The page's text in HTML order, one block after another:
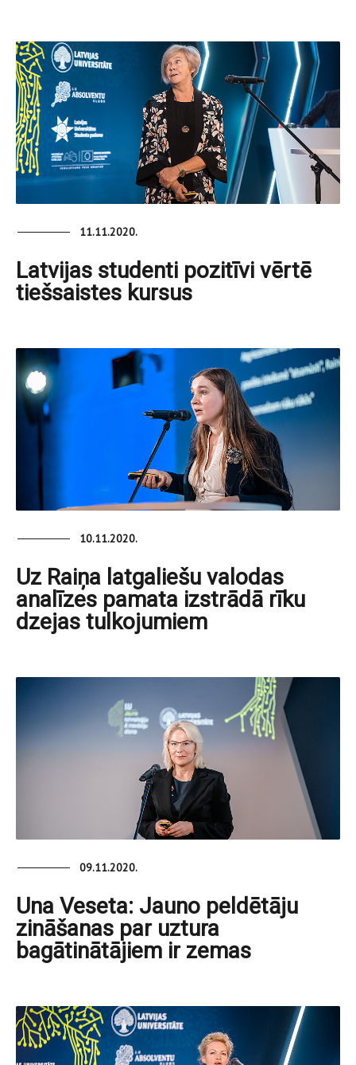
11.11.2020.
Latvijas studenti pozitīvi vērtē
tiešsaistes kursus
10.11.2020.
Uz Raiņa latgaliešu valodas
analīzes pamata izstrādā rīku
dzejas tulkojumiem
09.11.2020.
Una Veseta: Jauno peldētāju
zināšanas par uztura
bagātinātājiem ir zemas